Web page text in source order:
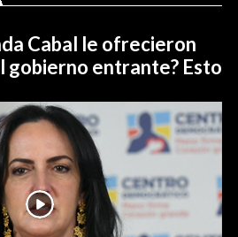
Cabal le ofrecieron
gobierno entrante? Esto